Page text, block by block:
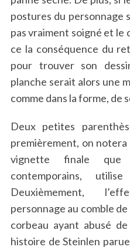
postures du personnage
pas vraiment soigné et le
ce la conséquence du
pour trouver son
planche serait alors une
comme dans la forme, de
Deux petites
premièrement, on notera
vignette finale que
contemporains,
Deuxièmement,
personnage au comble
corbeau ayant abusé
histoire de Steinlen